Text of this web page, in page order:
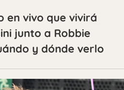
en vivo que vivirá
junto a Robbie
y dónde verlo